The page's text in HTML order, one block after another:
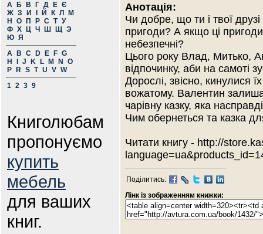
А Б В Г Д Е Є
Ж З И Й К Л
М
Н
О П Р С Т У
Ф Х Ц Ч Ш Щ Э
Ю Я
A
B C D E F G
H
J K L M N
O
P
R S T U V W
1 2 3 9
Книголюбам
пропонуємо
купить
мебель
для ваших
книг.
Анотація:
Чи добре, що ти і твої
пригоди? А якщо ці пригоди
небезпечні?
Цього року Влад, Митько,
відпочинку, аби на самоті
Дорослі, звісно, кинулися
вожатому. Валентин
чарівну казку, яка
Чим обернеться та казка
Читати книгу - http://
Поділитись:
Лінк із зображенням книжки: